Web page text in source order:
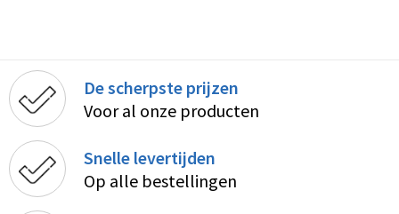
De scherpste prijzen
Voor al onze producten
Snelle levertijden
Op alle bestellingen